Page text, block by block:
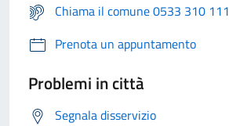
Chiama il comune 0533 310 111
Prenota un appuntamento
Problemi in città
Segnala disservizio